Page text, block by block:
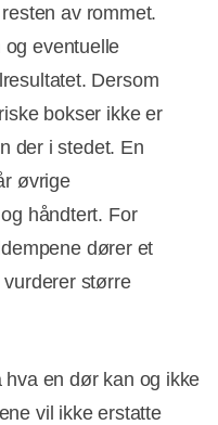
av rommet.
og eventuelle
Dersom
bokser ikke er
der i stedet. En
øvrige
håndtert. For
dører et
større
en dør kan og ikke
vil ikke erstatte